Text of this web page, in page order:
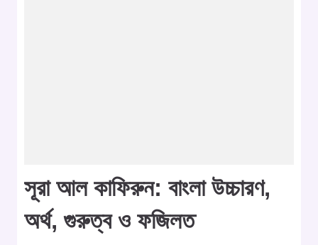
সূরা আল কাফিরুন: বাংলা উচ্চারণ,
অর্থ, গুরুত্ব ও ফজিলত